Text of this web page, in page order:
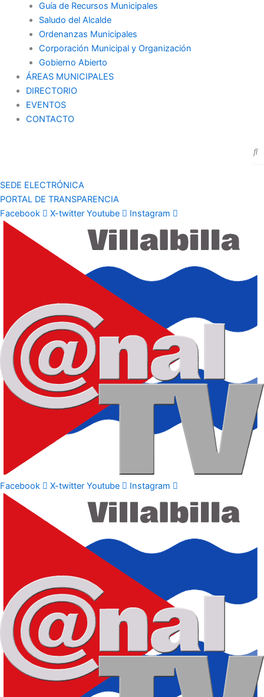
Guía de Recursos Municipales
Saludo del Alcalde
Ordenanzas Municipales
Corporación Municipal y Organización
Gobierno Abierto
ÁREAS MUNICIPALES
DIRECTORIO
EVENTOS
CONTACTO
SEDE ELECTRÓNICA
PORTAL DE TRANSPARENCIA
Facebook
X-twitter Youtube Instagram
Facebook X-twitter Youtube Instagram